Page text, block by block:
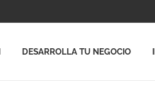
DESARROLLA TU NEGOCIO